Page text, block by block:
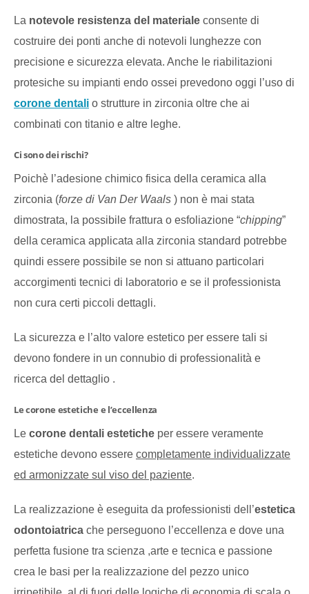
La notevole resistenza del materiale consente di
costruire dei ponti anche di notevoli lunghezze con
precisione e sicurezza elevata. Anche le riabilitazioni
protesiche su impianti endo ossei prevedono oggi l’uso di
corone dentali o strutture in zirconia oltre che ai
combinati con titanio e altre leghe.
Ci sono dei rischi?
Poichè l’adesione chimico fisica della ceramica alla
zirconia (forze di Van Der Waals ) non è mai stata
dimostrata, la possibile frattura o esfoliazione “chipping”
della ceramica applicata alla zirconia standard potrebbe
quindi essere possibile se non si attuano particolari
accorgimenti tecnici di laboratorio e se il professionista
non cura certi piccoli dettagli.
La sicurezza e l’alto valore estetico per essere tali si
devono fondere in un connubio di professionalità e
ricerca del dettaglio .
Le corone estetiche e l’eccellenza
Le corone dentali estetiche per essere veramente
estetiche devono essere completamente individualizzate
ed armonizzate sul viso del paziente.
La realizzazione è eseguita da professionisti dell’estetica
odontoiatrica che perseguono l’eccellenza e dove una
perfetta fusione tra scienza ,arte e tecnica e passione
crea le basi per la realizzazione del pezzo unico